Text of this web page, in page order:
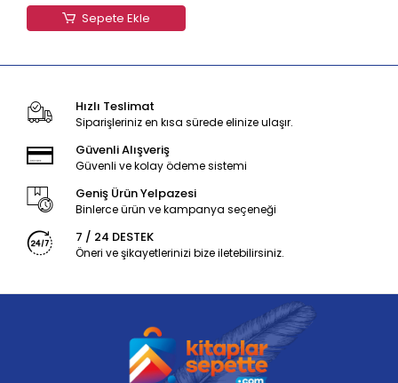
Sepete Ekle
Hızlı Teslimat
Siparişleriniz en kısa sürede elinize ulaşır.
Güvenli Alışveriş
Güvenli ve kolay ödeme sistemi
Geniş Ürün Yelpazesi
Binlerce ürün ve kampanya seçeneği
7 / 24 DESTEK
Öneri ve şikayetlerinizi bize iletebilirsiniz.